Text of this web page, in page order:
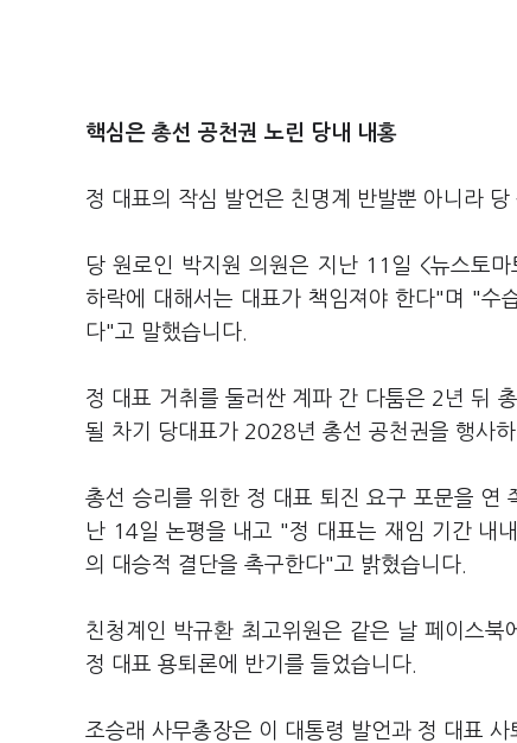
핵심은 총선 공천권 노린 당내 내홍
정 대표의 작심 발언은 친명계 반발뿐 아니라
당 원로인 박지원 의원은 지난 11일 <뉴스토
하락에 대해서는 대표가 책임져야 한다"며 "수
다"고 말했습니다.
정 대표 거취를 둘러싼 계파 간 다툼은 2년 뒤
될 차기 당대표가 2028년 총선 공천권을 행사하
총선 승리를 위한 정 대표 퇴진 요구 포문을 연
난 14일 논평을 내고 "정 대표는 재임 기간 내
의 대승적 결단을 촉구한다"고 밝혔습니다.
친청계인 박규환 최고위원은 같은 날 페이스
정 대표 용퇴론에 반기를 들었습니다.
조승래 사무총장은 이 대통령 발언과 정 대표